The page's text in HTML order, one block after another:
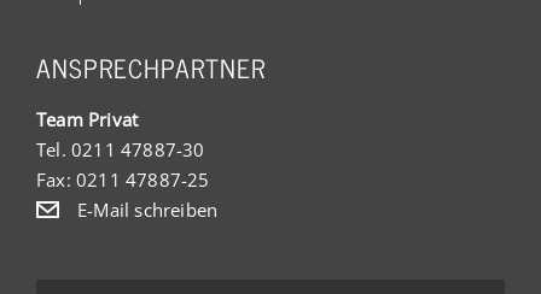
ANSPRECHPARTNER
Team Privat
Tel. 0211 47887-30
Fax: 0211 47887-25
E-Mail schreiben